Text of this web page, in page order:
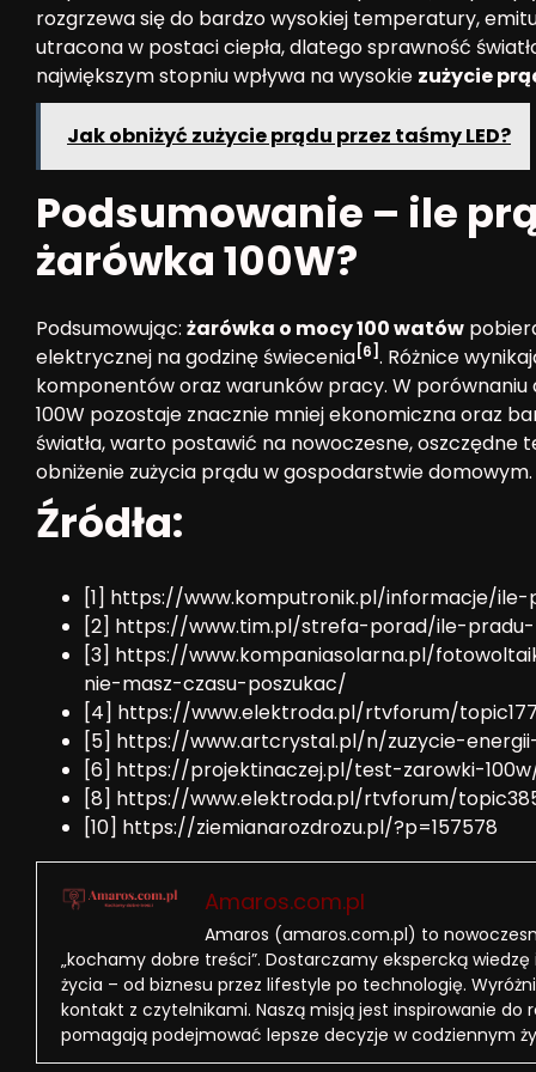
rozgrzewa się do bardzo wysokiej temperatury,
utracona w postaci ciepła, dlatego sprawność
największym stopniu wpływa na wysokie zużycie
Jak obniżyć zużycie prądu przez taśmy LED?
Podsumowanie – ile
żarówka 100W?
Podsumowując: żarówka o mocy 100 watów
elektrycznej na godzinę świecenia[6]. Różnice
komponentów oraz warunków pracy. W
100W pozostaje znacznie mniej ekonomiczna oraz
światła, warto postawić na nowoczesne, oszczędne
obniżenie zużycia prądu w gospodarstwie domowym.
Źródła:
[1] https://www.komputronik.pl/informacje/
[2] https://www.tim.pl/strefa-porad/ile-pradu-
[3] https://www.kompaniasolarna.pl/
nie-masz-czasu-poszukac/
[4] https://www.elektroda.pl/rtvforum/
[5] https://www.artcrystal.pl/n/zuzycie-
[6] https://projektinaczej.pl/test-zarowki-
[8] https://www.elektroda.pl/rtvforum/
[10] https://ziemianarozdrozu.pl/?p=157578
Amaros.com.pl
Amaros (amaros.com.pl) to
„kochamy dobre treści”. Dostarczamy ekspercką
życia – od biznesu przez lifestyle po technologię.
kontakt z czytelnikami. Naszą misją jest inspirowanie
pomagają podejmować lepsze decyzje w codziennym